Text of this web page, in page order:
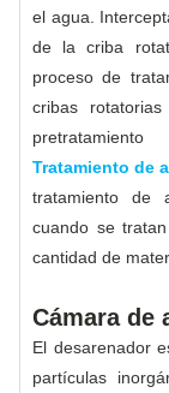
el agua.
de la criba
proceso de
cribas
Tratamiento de
tratamiento de
cuando se
cantidad de
Cámara de
El desarenador
partículas